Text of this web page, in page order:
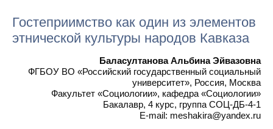
Гостеприимство как один из элементов
этнической культуры народов Кавказа
Баласултанова Альбина Эйвазовна
ФГБОУ ВО «Российский государственный социальный
университет», Россия, Москва
Факультет «Социологии», кафедра «Социологии»
Бакалавр, 4 курс, группа СОЦ-ДБ-4-1
E-mail: meshakira@yandex.ru